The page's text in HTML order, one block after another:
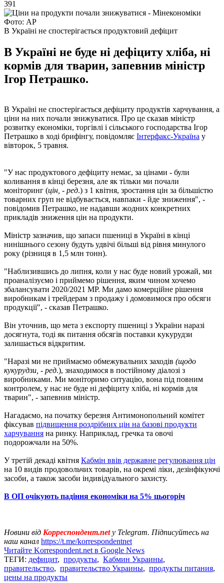
391
Фото: AP
В Україні не спостерігається продуктовий дефіцит
В Україні не буде ні дефіциту хліба, ні
кормів для тварин, запевнив міністр
Ігор Петрашко.
В Україні не спостерігається дефіциту продуктів харчування, а
ціни на них почали знижуватися. Про це сказав міністр
розвитку економіки, торгівлі і сільського господарства Ігор
Петрашко в ході брифінгу, повідомляє Інтерфакс-Україна у
вівторок, 5 травня.
"У нас продуктового дефіциту немає, за цінами - були
коливання в кінці березня, але як тільки ми почали
моніторинг (цін, - ред.) з 1 квітня, зростання цін за більшістю
товарних груп не відбувається, навпаки - йде зниження", -
повідомив Петрашко, не надавши жодних конкретних
прикладів зниження цін на продукти.
Міністр зазначив, що запаси пшениці в Україні в кінці
нинішнього сезону будуть удвічі більші від рівня минулого
року (різниця в 1,5 млн тонн).
"Наблизившись до липня, коли у нас буде новий урожай, ми
проаналізуємо і приймемо рішення, яким чином хочемо
збалансувати 2020/2021 МР. Ми дамо комерційне рішення
виробникам і трейдерам з продажу і домовимося про обсяги
продукції", - сказав Петрашко.
Він уточнив, що мета з експорту пшениці з України наразі
досягнута, тоді як питання обсягів поставки кукурудзи
залишається відкритим.
"Наразі ми не приймаємо обмежувальних заходів (щодо
кукурудзи, - ред.), знаходимося в постійному діалозі з
виробниками. Ми моніторимо ситуацію, вона під повним
контролем, у нас не буде ні дефіциту хліба, ні кормів для
тварин", - запевнив міністр.
Нагадаємо, на початку березня Антимонопольний комітет
фіксував підвищення роздрібних цін на базові продукти
харчування на ринку. Наприклад, гречка та овочі
подорожчали на 50%.
У третій декаді квітня Кабмін ввів державне регулювання цін
на 10 видів продовольчих товарів, на окремі ліки, дезінфікуючі
засоби, а також засоби індивідуального захисту.
В ОП очікують падіння економіки на 5% цьогоріч
Новини від Корреспондент.net у Telegram. Підписуйтесь на
наш канал https://t.me/korrespondentnet
Читайте Korrespondent.net в Google News
ТЕГИ: дефицит, продукты, Кабмин Украины,
правительство, правительство Украины, продукты питания,
цены на продукты